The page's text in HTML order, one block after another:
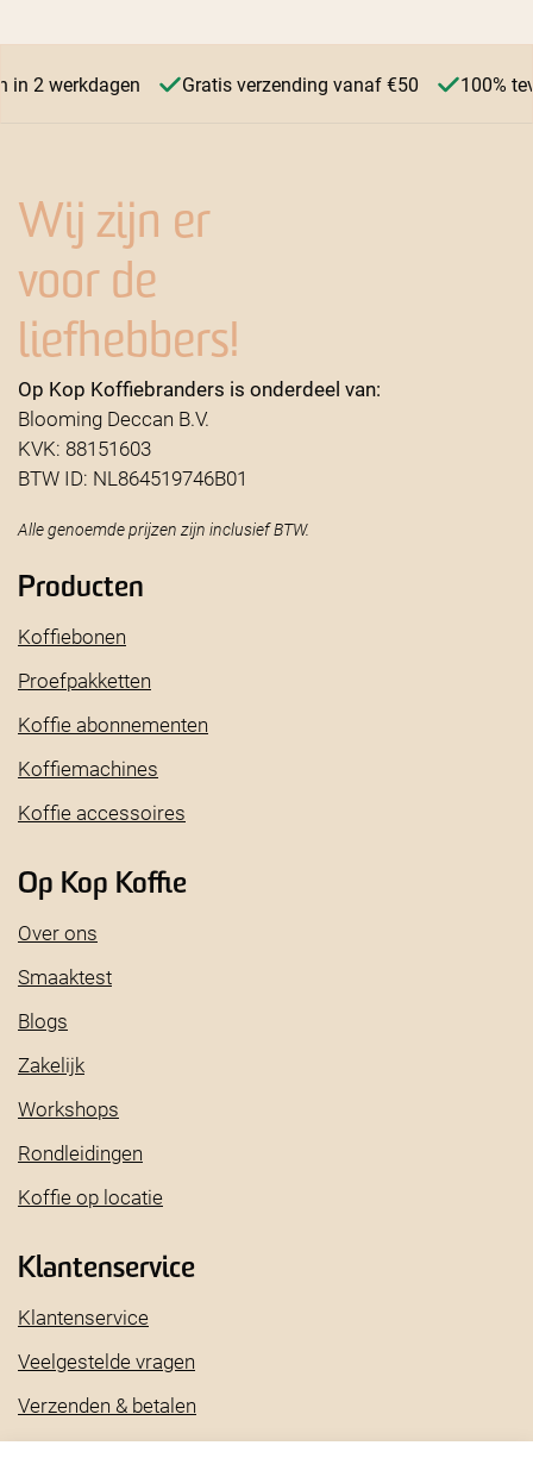
2 werkdagen Gratis verzending vanaf €50 100%
Wij zijn er
voor de
liefhebbers!
Op Kop Koffiebranders is onderdeel van:
Blooming Deccan B.V.
KVK: 88151603
BTW ID: NL864519746B01
Alle genoemde prijzen zijn inclusief BTW.
Producten
Koffiebonen
Proefpakketten
Koffie abonnementen
Koffiemachines
Koffie accessoires
Op Kop Koffie
Over ons
Smaaktest
Blogs
Zakelijk
Workshops
Rondleidingen
Koffie op locatie
Klantenservice
Klantenservice
Veelgestelde vragen
Verzenden & betalen
Bestellen en bezorgen